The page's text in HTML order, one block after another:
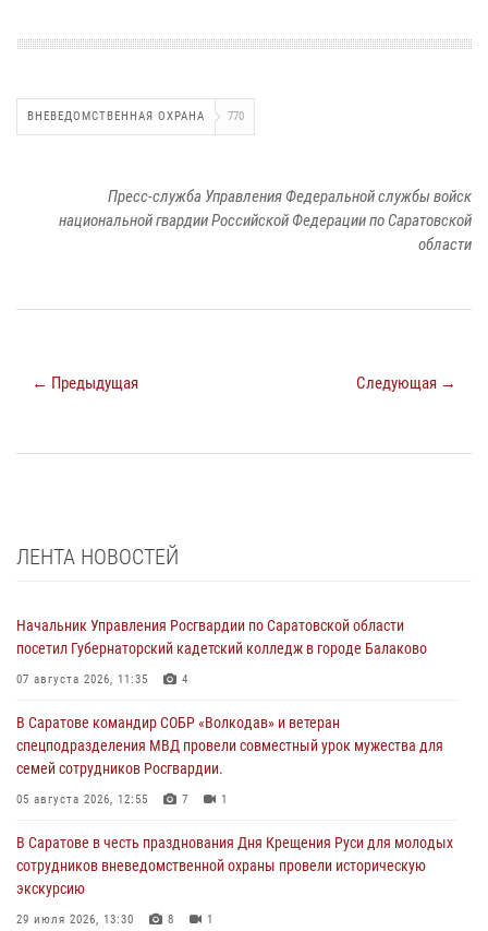
ВНЕВЕДОМСТВЕННАЯ ОХРАНА 770
Пресс-служба Управления Федеральной службы войск
национальной гвардии Российской Федерации по Саратовской
области
← Предыдущая Следующая →
ЛЕНТА НОВОСТЕЙ
Начальник Управления Росгвардии по Саратовской области
посетил Губернаторский кадетский колледж в городе Балаково
07 августа 2026, 11:35 4
В Саратове командир СОБР «Волкодав» и ветеран
спецподразделения МВД провели совместный урок мужества для
семей сотрудников Росгвардии.
05 августа 2026, 12:55 7 1
В Саратове в честь празднования Дня Крещения Руси для молодых
сотрудников вневедомственной охраны провели историческую
экскурсию
29 июля 2026, 13:30 8 1